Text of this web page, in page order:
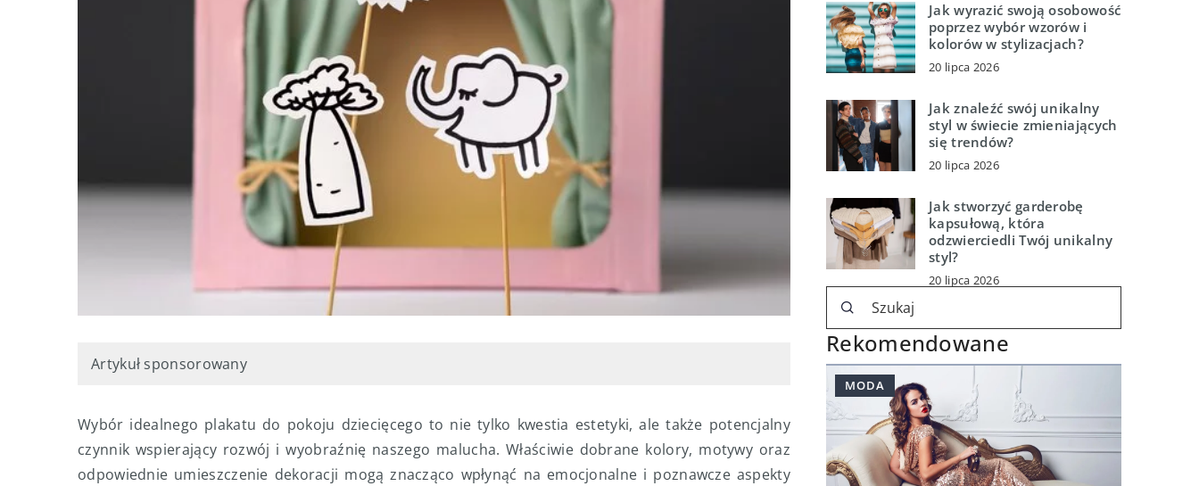
Artykuł sponsorowany
Wybór idealnego plakatu do pokoju dziecięcego to nie tylko kwestia estetyki, ale także potencjalny
czynnik wspierający rozwój i wyobraźnię naszego malucha. Właściwie dobrane kolory, motywy oraz
odpowiednie umieszczenie dekoracji mogą znacząco wpłynąć na emocjonalne i poznawcze aspekty
Jak wyrazić swoją osobowość
poprzez wybór wzorów i
kolorów w stylizacjach?
20 lipca 2026
Jak znaleźć swój unikalny
styl w świecie zmieniających
się trendów?
20 lipca 2026
Jak stworzyć garderobę
kapsułową, która
odzwierciedli Twój unikalny
styl?
20 lipca 2026
Rekomendowane
MODA